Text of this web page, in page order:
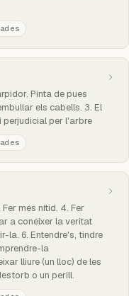
Pinta de pues
els cabells. 3. El
perjudicial per l'arbre
més nítid. 4. Fer
a conéixer la veritat
la. 6. Entendre's, tindre
la
lliure (un lloc) de les
o un perill.